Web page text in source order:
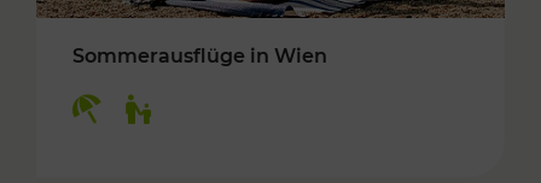
Sommerausflüge in Wien